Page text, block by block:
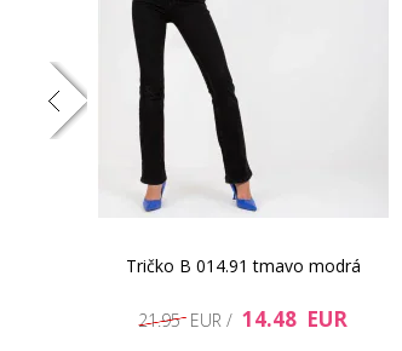
Tričko B 014.91 tmavo modrá
21.95 EUR /14.48 EUR